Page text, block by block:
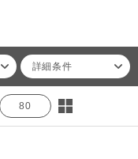
詳細条件
80